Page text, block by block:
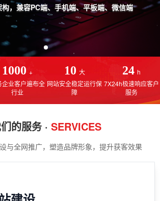
1000 +
企业客户遍布全
行业
10 大
网站安全稳定运行保
障
24 h
7X24h极速响应客户
服务
的服务 · SERVICES
与全网推广，塑造品牌形象，提升获客效果